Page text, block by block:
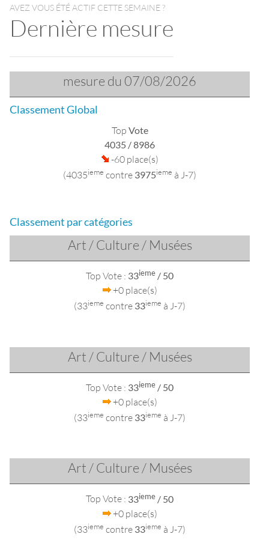
AVEZ VOUS ÉTÉ ACTIF CETTE SEMAINE ?
Dernière mesure
mesure du 07/08/2026
Classement Global
Top Vote
4035 / 8986
-60 place(s)
(4035ieme contre 3975ieme à J-7)
Classement par catégories
Art / Culture / Musées
Top Vote : 33ieme / 50
+0 place(s)
(33ieme contre 33ieme à J-7)
Art / Culture / Musées
Top Vote : 33ieme / 50
+0 place(s)
(33ieme contre 33ieme à J-7)
Art / Culture / Musées
Top Vote : 33ieme / 50
+0 place(s)
(33ieme contre 33ieme à J-7)